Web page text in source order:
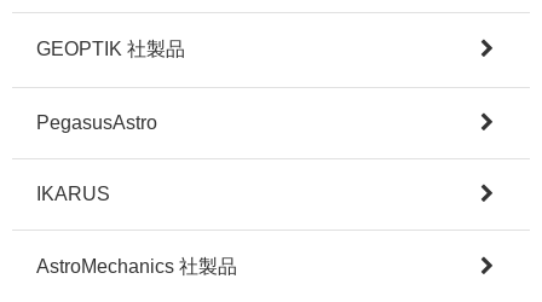
GEOPTIK 社製品
PegasusAstro
IKARUS
AstroMechanics 社製品